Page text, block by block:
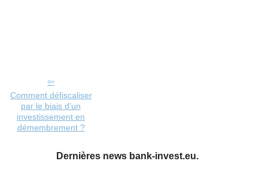
Comment défiscaliser
par le biais d’un
investissement en
démembrement ?
Dernières news bank-invest.eu.